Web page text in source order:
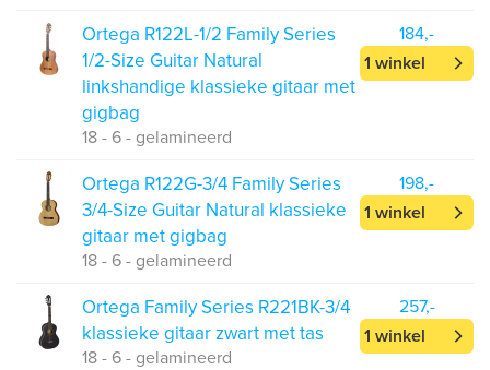
Ortega R122L-1/2 Family Series
1/2-Size Guitar Natural
linkshandige klassieke gitaar met
gigbag
18 - 6 - gelamineerd
184,-
1 winkel
Ortega R122G-3/4 Family Series
3/4-Size Guitar Natural klassieke
gitaar met gigbag
18 - 6 - gelamineerd
198,-
1 winkel
Ortega Family Series R221BK-3/4
klassieke gitaar zwart met tas
18 - 6 - gelamineerd
257,-
1 winkel